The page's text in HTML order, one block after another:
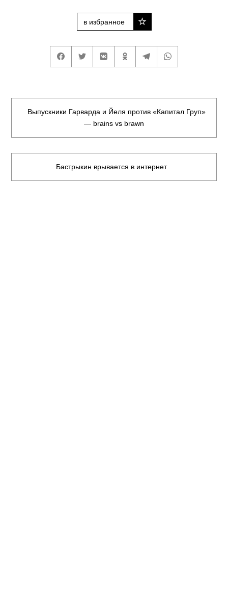
в избранное
Выпускники Гарварда и Йеля против «Капитал Груп»
— brains vs brawn
Бастрыкин врывается в интернет